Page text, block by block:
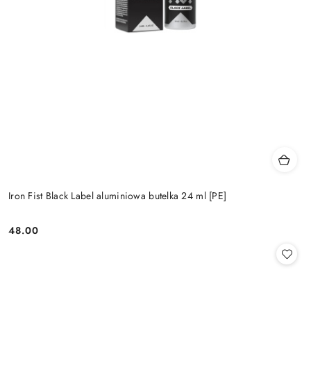
Iron Fist Black Label aluminiowa butelka 24 ml [PE]
Cena:
48.00